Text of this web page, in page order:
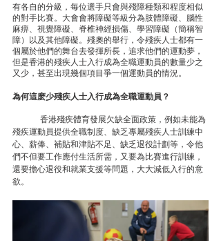
有各自的分級，每位選手只會與殘障種類和程度相似
的對手比賽。大會會將障礙等級分為肢體障礙、腦性
麻痹、視覺障礙、脊椎神經損傷、學習障礙（簡稱智
障）以及其他障礙。殘奧的舉行，令殘疾人士都有一
個屬於他們的舞台去發揮所長，追求他們的運動夢，
但是香港的殘疾人士入行成為全職運動員的數量少之
又少，甚至出現幾個項目爭一個運動員的情況。
為何這麽少殘疾人士入行成為全職運動員？
殘疾運動員提供全職制度、缺乏專屬殘疾人士訓練中
心、薪俸、補貼和津貼不足、缺乏退役計劃等，令他
們不但要工作應付生活所需，又要為比賽進行訓練，
還要擔心退役和就業支援等問題，大大減低入行的意
欲。